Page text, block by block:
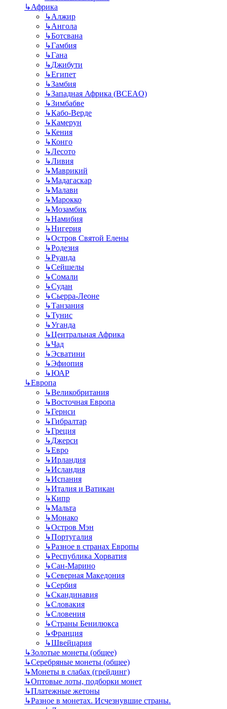
↳Африка
↳Алжир
↳Ангола
↳Ботсвана
↳Гамбия
↳Гана
↳Джибути
↳Египет
↳Замбия
↳Западная Африка (BCEAO)
↳Зимбабве
↳Кабо-Верде
↳Камерун
↳Кения
↳Конго
↳Лесото
↳Ливия
↳Маврикий
↳Мадагаскар
↳Малави
↳Марокко
↳Мозамбик
↳Намибия
↳Нигерия
↳Остров Святой Елены
↳Родезия
↳Руанда
↳Сейшелы
↳Сомали
↳Судан
↳Сьерра-Леоне
↳Танзания
↳Тунис
↳Уганда
↳Центральная Африка
↳Чад
↳Эсватини
↳Эфиопия
↳ЮАР
↳Европа
↳Великобритания
↳Восточная Европа
↳Гернси
↳Гибралтар
↳Греция
↳Джерси
↳Евро
↳Ирландия
↳Исландия
↳Испания
↳Италия и Ватикан
↳Кипр
↳Мальта
↳Монако
↳Остров Мэн
↳Португалия
↳Разное в странах Европы
↳Республика Хорватия
↳Сан-Марино
↳Северная Македония
↳Сербия
↳Скандинавия
↳Словакия
↳Словения
↳Страны Бенилюкса
↳Франция
↳Швейцария
↳Золотые монеты (общее)
↳Серебряные монеты (общее)
↳Монеты в слабах (грейдинг)
↳Оптовые лоты, подборки монет
↳Платежные жетоны
↳Разное в монетах. Исчезнувшие страны.